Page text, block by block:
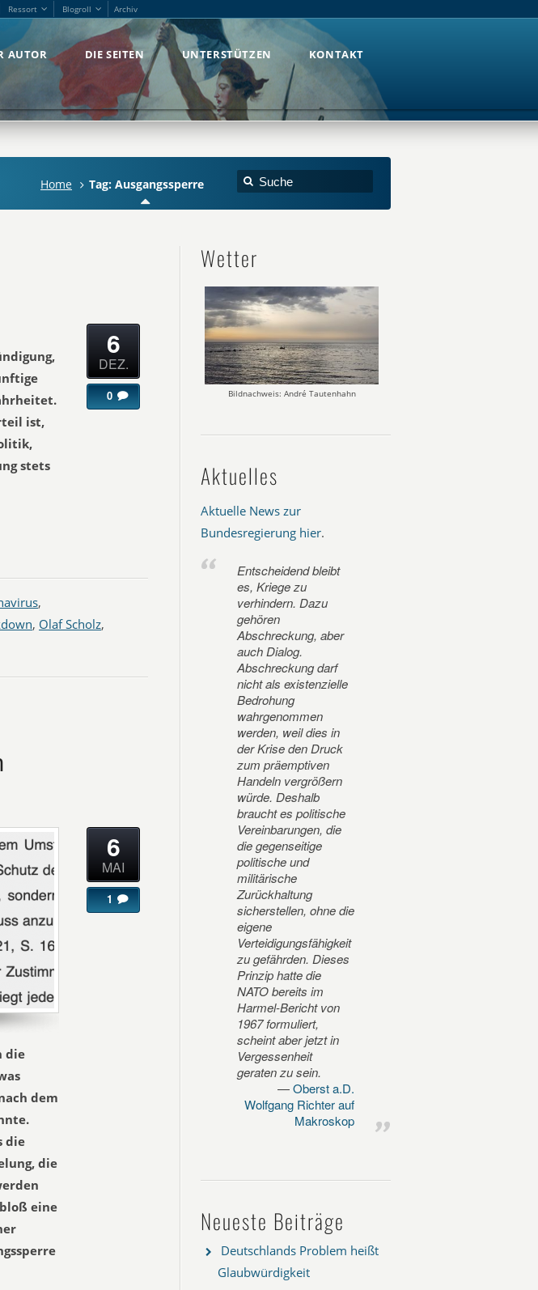
Ressort Blogroll Archiv
AUTOR DIE SEITEN UNTERSTÜTZEN KONTAKT
Home Tag: Ausgangssperre
ist,
stets
6
DEZ.
0
,
, Olaf Scholz,
die
dem
die
die
eine
6
MAI
1
Wetter
Bildnachweis: André Tautenhahn
Aktuelles
Aktuelle News zur
Bundesregierung hier.
Entscheidend bleibt
es, Kriege zu
verhindern. Dazu
gehören
Abschreckung, aber
auch Dialog.
Abschreckung darf
nicht als existenzielle
Bedrohung
wahrgenommen
werden, weil dies in
der Krise den Druck
zum präemptiven
Handeln vergrößern
würde. Deshalb
braucht es politische
Vereinbarungen, die
die gegenseitige
politische und
militärische
Zurückhaltung
sicherstellen, ohne die
eigene
Verteidigungsfähigkeit
zu gefährden. Dieses
Prinzip hatte die
NATO bereits im
Harmel-Bericht von
1967 formuliert,
scheint aber jetzt in
Vergessenheit
geraten zu sein.
Oberst a.D.
Wolfgang Richter auf
Makroskop
Neueste Beiträge
Deutschlands Problem heißt
Glaubwürdigkeit
Ressort Blogroll Archiv
AUTOR DIE SEITEN UNTERSTÜTZEN KONTAKT